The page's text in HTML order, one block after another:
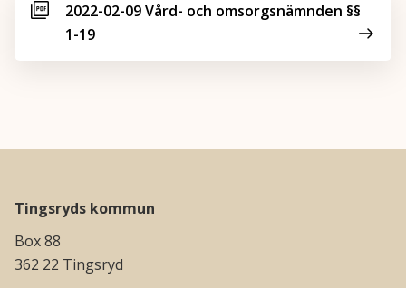
2022-02-09 Vård- och omsorgsnämnden §§
1-19
Tingsryds kommun
Box 88
362 22 Tingsryd